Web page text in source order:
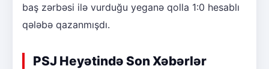
baş zərbəsi ilə vurduğu yeganə qolla 1:0 hesablı
qələbə qazanmışdı.
PSJ Heyətində Son Xəbərlər